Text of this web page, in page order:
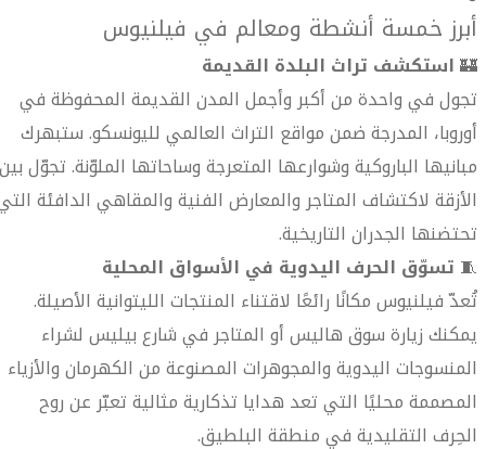
أبرز خمسة أنشطة ومعالم في فيلنيوس
🏰استكشف تراث البلدة القديمة
تجول في واحدة من أكبر وأجمل المدن القديمة المحفوظة في
أوروبا، المدرجة ضمن مواقع التراث العالمي لليونسكو. ستبهرك
مبانيها الباروكية وشوارعها المتعرجة وساحاتها الملوّنة. تجوّل بين
الأزقة لاكتشاف المتاجر والمعارض الفنية والمقاهي الدافئة
تحتضنها الجدران التاريخية.
🧵 تسوّق الحرف اليدوية في الأسواق المحلية
تُعدّ فيلنيوس مكانًا رائعًا لاقتناء المنتجات الليتوانية الأصيلة.
يمكنك زيارة سوق هاليس أو المتاجر في شارع بيليس لشراء
المنسوجات اليدوية والمجوهرات المصنوعة من الكهرمان والأزياء
المصممة محليًا التي تعد هدايا تذكارية مثالية تعبّر عن روح
الحِرف التقليدية في منطقة البلطيق.